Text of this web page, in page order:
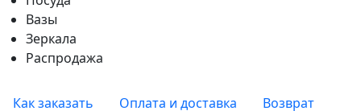
Вазы
Зеркала
Распродажа
Как заказать Оплата и доставка
Возврат